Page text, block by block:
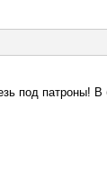
под патроны! В